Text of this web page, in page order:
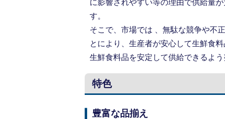
に影響されやすい等の理由で供給量
す。
そこで、市場では 、無駄な競争や不
とにより、生産者が安心して生鮮食
生鮮食料品を安定して供給できるよう
特色
豊富な品揃え